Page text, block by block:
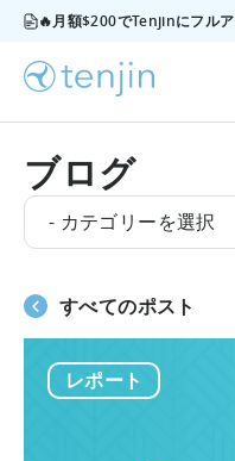
ブログ
- カテゴリーを選択
すべてのポスト
レポート